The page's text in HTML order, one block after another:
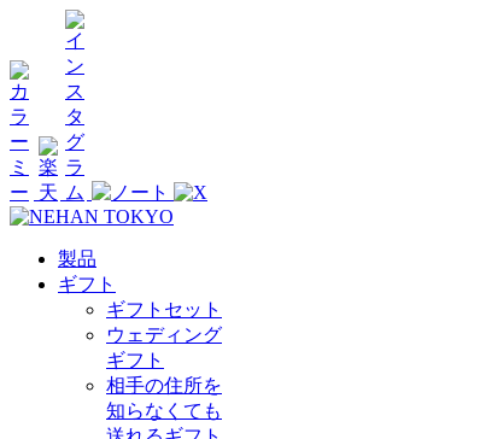
製品
ギフト
ギフトセット
ウェディング
ギフト
相手の住所を
知らなくても